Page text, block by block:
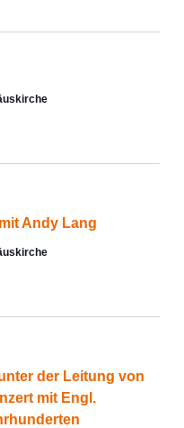
Andy Lang
der Leitung von
mit Engl.